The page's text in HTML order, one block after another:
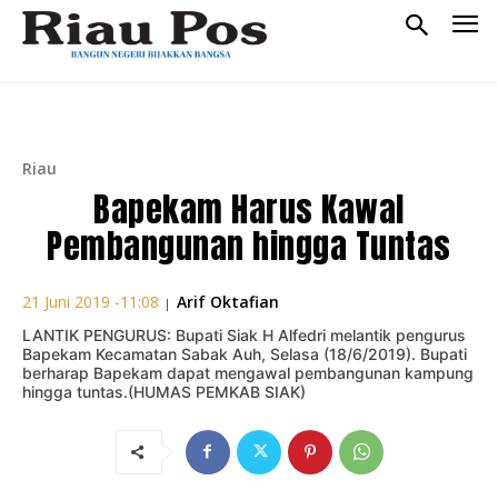
Riau
Bapekam Harus Kawal
Pembangunan hingga Tuntas
21 Juni 2019 -11:08 | Arif Oktafian
LANTIK PENGURUS: Bupati Siak H Alfedri melantik pengurus
Bapekam Kecamatan Sabak Auh, Selasa (18/6/2019). Bupati
berharap Bapekam dapat mengawal pembangunan kampung
hingga tuntas.(HUMAS PEMKAB SIAK)